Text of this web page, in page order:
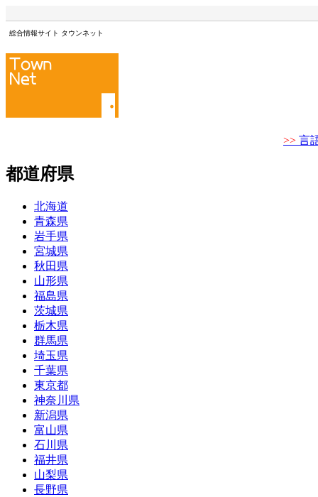
総合情報サイト タウンネット
>> 言
都道府県
北海道
青森県
岩手県
宮城県
秋田県
山形県
福島県
茨城県
栃木県
群馬県
埼玉県
千葉県
東京都
神奈川県
新潟県
富山県
石川県
福井県
山梨県
長野県